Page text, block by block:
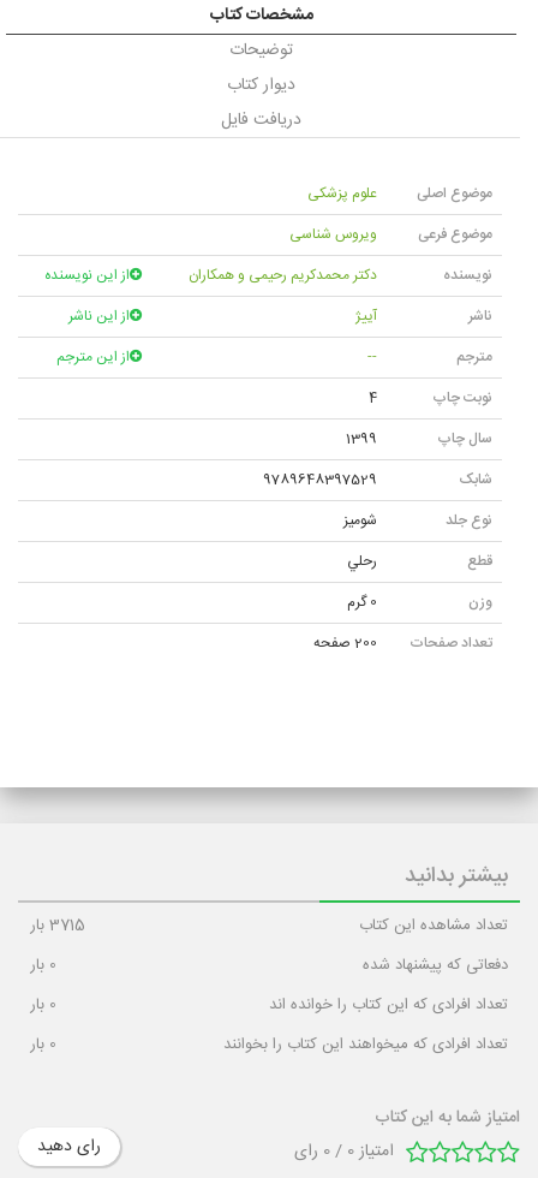
مشخصات کتاب
توضیحات
دیوار کتاب
دریافت فایل
موضوع اصلی
علوم پزشکی
موضوع فرعی
ویروس شناسی
نویسنده
دکتر محمدکریم رحیمی و همکاران
از این نویسنده
ناشر
آییژ
از این ناشر
مترجم
--
از این مترجم
نوبت چاپ
4
سال چاپ
1399
شابک
9789648397529
نوع جلد
شومیز
قطع
رحلي
وزن
0 گرم
تعداد صفحات
200 صفحه
بیشتر بدانید
تعداد مشاهده این کتاب 3715بار
دفعاتی که پیشنهاد شده
0 بار
تعداد افرادی که این کتاب را خوانده اند
0 بار
تعداد افرادی که میخواهند این کتاب را بخوانند
0 بار
امتیاز شما به این کتاب
امتیاز0
/
0 رای رای دهید